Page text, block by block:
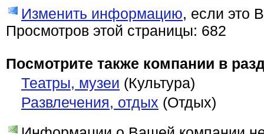
Изменить информацию, если это
Просмотров этой страницы: 682
Посмотрите также компании в
Театры, музеи (Культура)
Развлечения, отдых (Отдых)